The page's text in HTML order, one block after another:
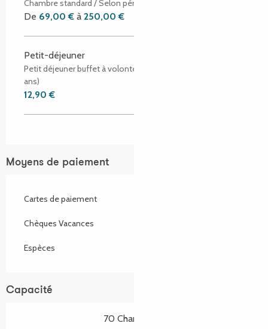
Chambre standard / Selon période
De 69,00 € à 250,00 €
Petit-déjeuner
Petit déjeuner buffet à volonté de 6h30 à 10h (-50 % - 12
ans)
12,90 €
Moyens de paiement
Cartes de paiement
Chèques Vacances
Espèces
Capacité
70 Chambre(s)